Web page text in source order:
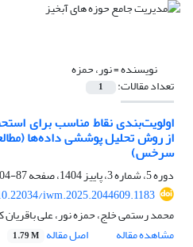
نویسنده =نور، حمزه
تعداد مقالات: 1
اولویت‌بندی نقاط مناسب برای
از روش تحلیل پوششی داده‌ها
سرخس)
دوره 5، شماره 3، پاییز 1404، صفحه
87-104
iwm.2025.2044609.1183
محمد رستمی خلج، حمزه نور، علی
مشاهده مقاله
اصل مقاله 1.79 M